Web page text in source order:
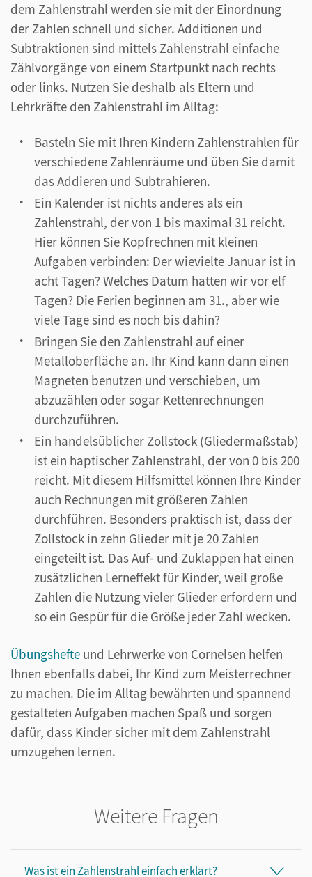
dem Zahlenstrahl werden sie mit der Einordnung
der Zahlen schnell und sicher. Additionen und
Subtraktionen sind mittels Zahlenstrahl einfache
Zählvorgänge von einem Startpunkt nach rechts
oder links. Nutzen Sie deshalb als Eltern und
Lehrkräfte den Zahlenstrahl im Alltag:
Basteln Sie mit Ihren Kindern Zahlenstrahlen für
verschiedene Zahlenräume und üben Sie damit
das Addieren und Subtrahieren.
Ein Kalender ist nichts anderes als ein
Zahlenstrahl, der von 1 bis maximal 31 reicht.
Hier können Sie Kopfrechnen mit kleinen
Aufgaben verbinden: Der wievielte Januar ist in
acht Tagen? Welches Datum hatten wir vor elf
Tagen? Die Ferien beginnen am 31., aber wie
viele Tage sind es noch bis dahin?
Bringen Sie den Zahlenstrahl auf einer
Metalloberfläche an. Ihr Kind kann dann einen
Magneten benutzen und verschieben, um
abzuzählen oder sogar Kettenrechnungen
durchzuführen.
Ein handelsüblicher Zollstock (Gliedermaßstab)
ist ein haptischer Zahlenstrahl, der von 0 bis 200
reicht. Mit diesem Hilfsmittel können Ihre Kinder
auch Rechnungen mit größeren Zahlen
durchführen. Besonders praktisch ist, dass der
Zollstock in zehn Glieder mit je 20 Zahlen
eingeteilt ist. Das Auf- und Zuklappen hat einen
zusätzlichen Lerneffekt für Kinder, weil große
Zahlen die Nutzung vieler Glieder erfordern und
so ein Gespür für die Größe jeder Zahl wecken.
Übungshefte und Lehrwerke von Cornelsen helfen
Ihnen ebenfalls dabei, Ihr Kind zum Meisterrechner
zu machen. Die im Alltag bewährten und spannend
gestalteten Aufgaben machen Spaß und sorgen
dafür, dass Kinder sicher mit dem Zahlenstrahl
umzugehen lernen.
Weitere Fragen
Was ist ein Zahlenstrahl einfach erklärt?